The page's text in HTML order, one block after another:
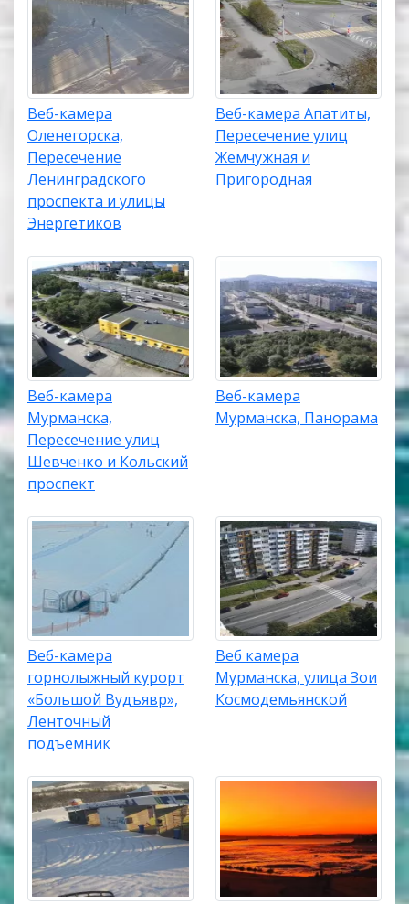
Веб-камера
Оленегорска,
Пересечение
Ленинградского
проспекта и улицы
Энергетиков
Веб-камера Апатиты,
Пересечение улиц
Жемчужная и
Пригородная
Веб-камера
Мурманска,
Пересечение улиц
Шевченко и Кольский
проспект
Веб-камера
Мурманска, Панорама
Веб-камера
горнолыжный курорт
«Большой Вудъявр»,
Ленточный
подъемник
Веб камера
Мурманска, улица Зои
Космодемьянской